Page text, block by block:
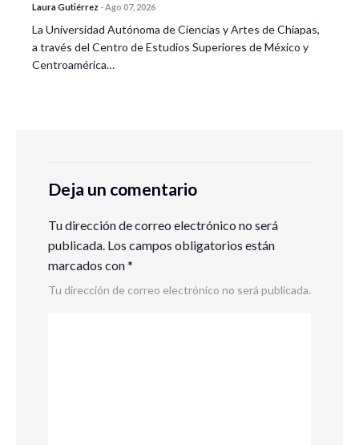
Laura Gutiérrez -Ago 07, 2026
La Universidad Autónoma de Ciencias y Artes de Chiapas,
a través del Centro de Estudios Superiores de México y
Centroamérica…
Deja un comentario
Tu dirección de correo electrónico no será
publicada. Los campos obligatorios están
marcados con*
Tu dirección de correo electrónico no será publicada.